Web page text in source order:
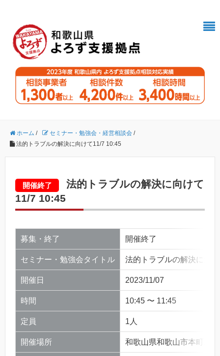
ホーム / セミナー・勉強会・経営相談会 /
法的トラブルの解決に向けて11/7 10:45
開催終了
法的トラブルの解決に向けて
11/7 10:45
募集・終了 開催終了
セミナー・勉強会タイトル 法的トラブルの解決に向
開催日 2023/11/07
時間 10:45 〜 11:45
定員 1人
開催場所 和歌山県和歌山市本町二